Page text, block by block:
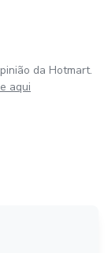
da Hotmart.
aqui